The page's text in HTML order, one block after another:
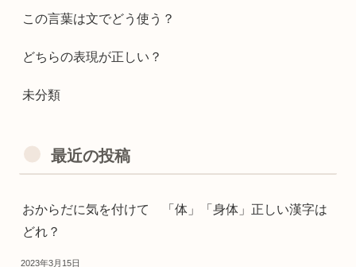
この言葉は文でどう使う？
どちらの表現が正しい？
未分類
最近の投稿
おからだに気を付けて 「体」「身体」正しい漢字は
どれ？
2023年3月15日